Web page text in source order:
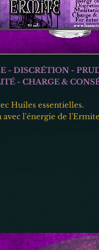
- DISCRÉTION -
- CHARGE &
Huiles essentielles.
l'énergie de